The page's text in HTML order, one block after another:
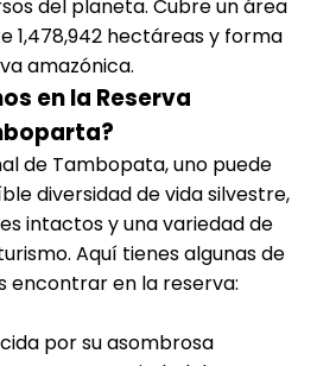
del planeta. Cubre un área
1,478,942 hectáreas y forma
amazónica.
en la Reserva
de Tambopata, uno puede
diversidad de vida silvestre,
intactos y una variedad de
Aquí tienes algunas de
encontrar en la reserva:
por su asombrosa